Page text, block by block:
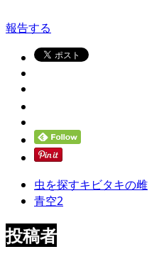
報告する
虫を探すキビタキの雌
青空2
投稿者